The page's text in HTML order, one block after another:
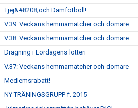
Tjej&#8208;och Damfotboll!
V.39: Veckans hemmamatcher och domare
V.38: Veckans hemmamatcher och domare
Dragning i Lördagens lotteri
V.37: Veckans hemmamatcher och domare
Medlemsrabatt!
NY TRÄNINGSGRUPP f. 2015